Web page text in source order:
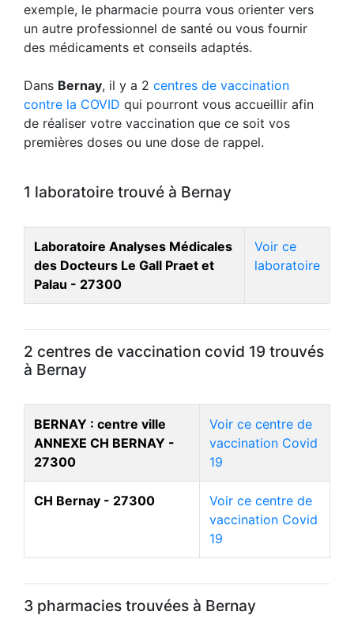
exemple, le pharmacie pourra vous orienter vers
un autre professionnel de santé ou vous fournir
des médicaments et conseils adaptés.
Dans Bernay, il y a 2 centres de vaccination
contre la COVID qui pourront vous accueillir afin
de réaliser votre vaccination que ce soit vos
premières doses ou une dose de rappel.
1 laboratoire trouvé à Bernay
Laboratoire Analyses Médicales
des Docteurs Le Gall Praet et
Palau - 27300
Voir ce
laboratoire
2 centres de vaccination covid 19 trouvés
à Bernay
BERNAY : centre ville
ANNEXE CH BERNAY -
27300
Voir ce centre de
vaccination Covid
19
CH Bernay - 27300
Voir ce centre de
vaccination Covid
19
3 pharmacies trouvées à Bernay